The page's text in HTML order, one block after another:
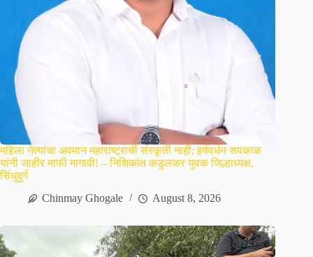
महिला नेत्यांचा अवमान महाराष्ट्राची संस्कृती नाही; हर्षवर्धन सपकाळ
यांनी जाहीर माफी मागावी! – निशिकांत कडुलकर युवक जिल्हाध्यक्ष,
सिंधुदुर्ग
Chinmay Ghogale
August 8, 2026